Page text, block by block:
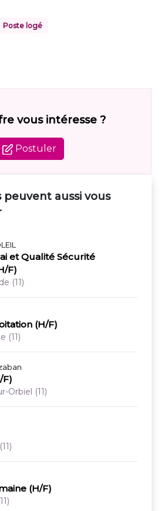
Poste logé
vous intéresse ?
Postuler
peuvent aussi vous
et Qualité Sécurité
F)
(11)
(H/F)
(11)
F)
Orbiel (11)
(11)
(H/F)